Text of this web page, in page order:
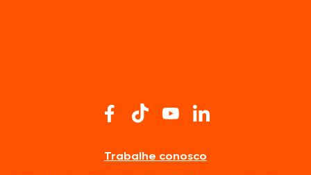
Trabalhe conosco